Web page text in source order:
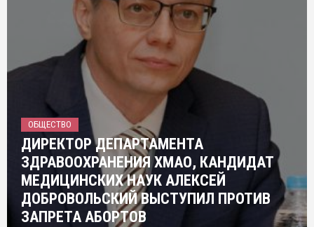
ОБЩЕСТВО
ДИРЕКТОР ДЕПАРТАМЕНТА
ЗДРАВООХРАНЕНИЯ ХМАО, КАНДИДАТ
МЕДИЦИНСКИХ НАУК АЛЕКСЕЙ
ДОБРОВОЛЬСКИЙ ВЫСТУПИЛ ПРОТИВ
ЗАПРЕТА АБОРТОВ